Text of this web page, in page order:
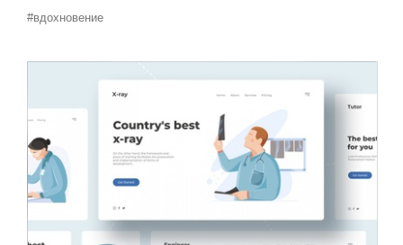
#вдохновение